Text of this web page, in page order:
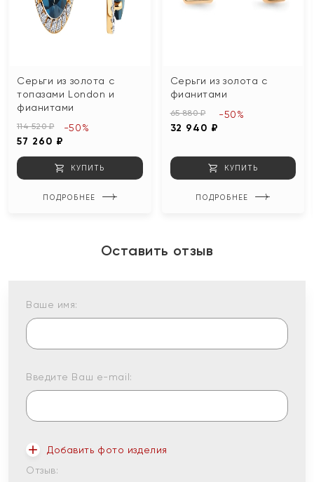
Серьги из золота с
топазами London и
фианитами
114 520 ₽
57 260 ₽
-50%
КУПИТЬ
ПОДРОБНЕЕ
Серьги из золота с
фианитами
65 880 ₽
32 940 ₽
-50%
КУПИТЬ
ПОДРОБНЕЕ
Оставить отзыв
Ваше имя:
Введите Ваш e-mail:
Добавить фото изделия
Отзыв: